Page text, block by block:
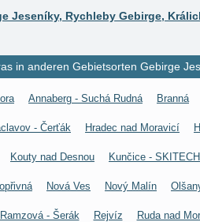
Jeseníky, Rychleby Gebirge,
in anderen Gebietsorten Gebirge
Annaberg - Suchá Rudná Branná
- Čerťák Hradec nad Moravicí
Kouty nad Desnou Kunčice - SKITECH
Nová Ves Nový Malín
Ramzová - Šerák Rejvíz Ruda nad